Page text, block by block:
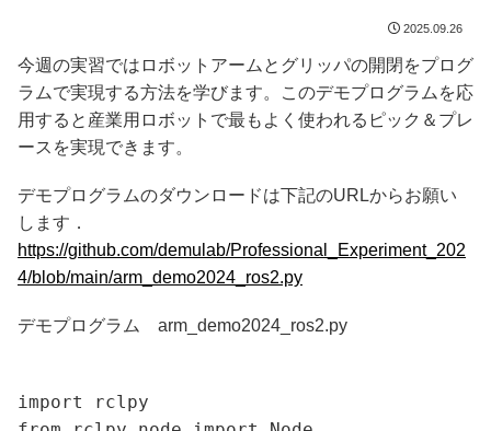
2025.09.26
今週の実習ではロボットアームとグリッパの開閉をプログ
ラムで実現する方法を学びます。このデモプログラムを応
用すると産業用ロボットで最もよく使われるピック＆プレ
ースを実現できます。
デモプログラムのダウンロードは下記のURLからお願い
します．
https://github.com/demulab/Professional_Experiment_202
4/blob/main/arm_demo2024_ros2.py
デモプログラム arm_demo2024_ros2.py
import rclpy